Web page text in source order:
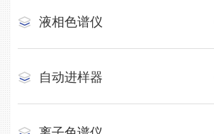
液相色谱仪
自动进样器